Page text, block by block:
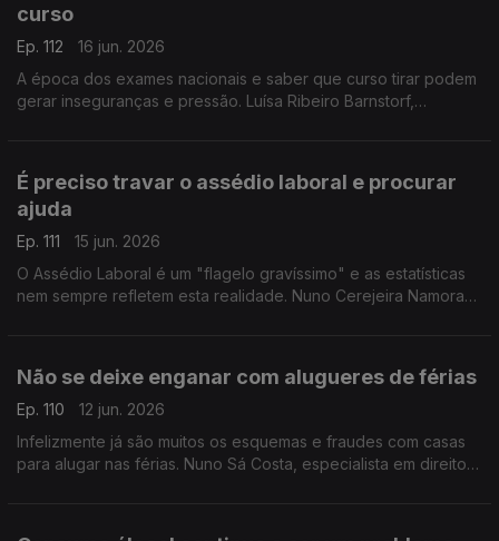
curso
Ep. 112
16 jun. 2026
A época dos exames nacionais e saber que curso tirar podem
gerar inseguranças e pressão. Luísa Ribeiro Barnstorf,
É preciso travar o assédio laboral e procurar
ajuda
Ep. 111
15 jun. 2026
O Assédio Laboral é um "flagelo gravíssimo" e as estatísticas
nem sempre refletem esta realidade. Nuno Cerejeira Namora
Não se deixe enganar com alugueres de férias
Ep. 110
12 jun. 2026
Infelizmente já são muitos os esquemas e fraudes com casas
para alugar nas férias. Nuno Sá Costa, especialista em direito